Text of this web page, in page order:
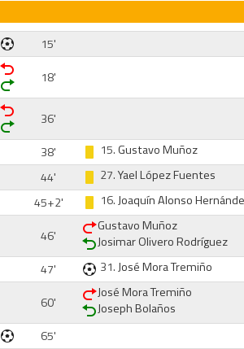
15'
18'
36'
38'
15.Gustavo Muñoz
44'
27.Yael López Fuentes
45+2'
16.Joaquín Alonso
46'
Gustavo Muñoz
Josimar Olivero Rodríguez
47'
31.José Mora Tremiño
60'
José Mora Tremiño
Joseph Bolaños
65'